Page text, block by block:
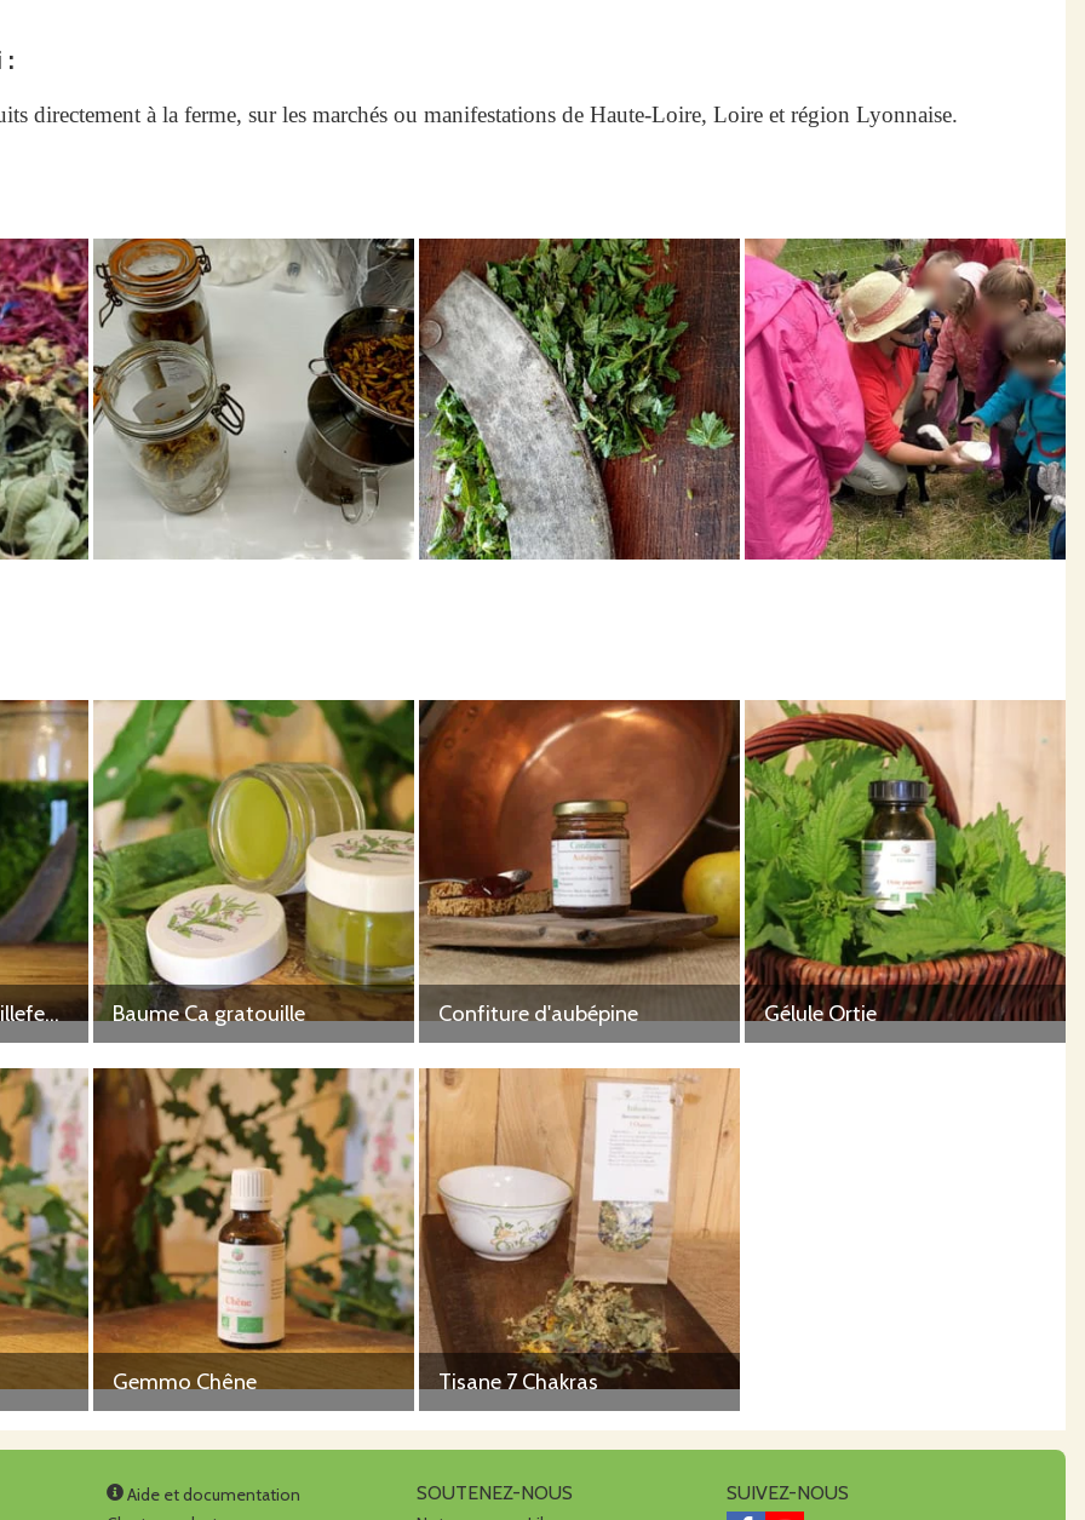
Alcoolature, Gélule), des cosmétiques et pleins de nouveautés à découvrir. Par ailleurs, et parce que le plaisir gustatif est
à l’Ecole Lyonnaise des plantes médicinales mais aussi en gemmothérapie, en thérapie énergétique… un conseil adapté et
à votre demande.
de la médecine moderne et ne peut en aucun cas s’y substituer. Les plantes médicinales présentent dans les
se substituer à un traitement médical ou favoriser l’automédication. Les symptômes, quel qu’ils soient, peuvent être
graves que seul un professionnel de santé peut diagnostiquer.
en cours sans l’avis de votre médecin. Si vous avez une maladie chronique, si vous êtes enceinte ou allaitante…
conseil à votre médecin, pharmacien avant d’utiliser une plante médicinale.
:
directement à la ferme, sur les marchés ou manifestations de Haute-Loire, Loire et région Lyonnaise.
Alcoolature Achillée millefeuille Baume Ca gratouille Confiture d'aubépine Gélule Ortie
Gemmo Chêne Tisane 7 Chakras
Aide et documentation
SOUTENEZ-NOUS SUIVEZ-NOUS